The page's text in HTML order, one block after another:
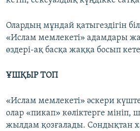
Олардың мұндай қатыгездігін
«Ислам мемлекеті» адамдары
өздері-ақ басқа жаққа босып
ҰШҚЫР ТОП
«Ислам мемлекеті» әскери
олар «пикап» көліктерге мініп,
жылдам қозғалады. Сондықтан